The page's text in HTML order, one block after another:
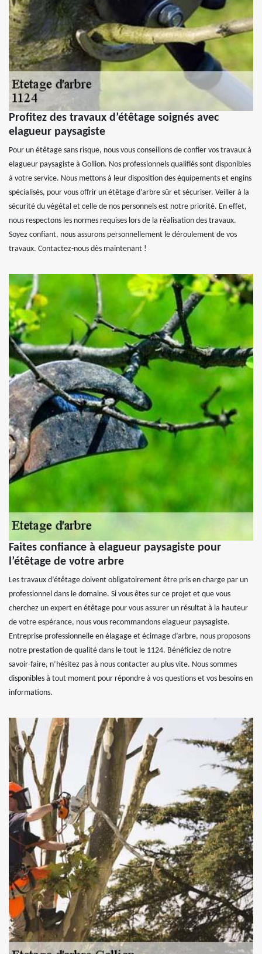
Profitez des travaux d’étêtage soignés avec
elagueur paysagiste
Pour un étêtage sans risque, nous vous conseillons de confier vos travaux à
elagueur paysagiste à Gollion. Nos professionnels qualifiés sont disponibles
à votre service. Nous mettons à leur disposition des équipements et engins
spécialisés, pour vous offrir un étêtage d’arbre sûr et sécuriser. Veiller à la
sécurité du végétal et celle de nos personnels est notre priorité. En effet,
nous respectons les normes requises lors de la réalisation des travaux.
Soyez confiant, nous assurons personnellement le déroulement de vos
travaux. Contactez-nous dès maintenant !
Faites confiance à elagueur paysagiste pour
l’étêtage de votre arbre
Les travaux d’étêtage doivent obligatoirement être pris en charge par un
professionnel dans le domaine. Si vous êtes sur ce projet et que vous
cherchez un expert en étêtage pour vous assurer un résultat à la hauteur
de votre espérance, nous vous recommandons elagueur paysagiste.
Entreprise professionnelle en élagage et écimage d’arbre, nous proposons
notre prestation de qualité dans le tout le 1124. Bénéficiez de notre
savoir-faire, n’hésitez pas à nous contacter au plus vite. Nous sommes
disponibles à tout moment pour répondre à vos questions et vos besoins en
informations.